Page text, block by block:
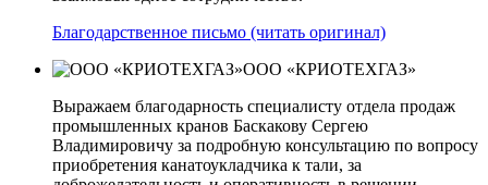
Благодарственное письмо (читать оригинал)
ООО «КРИОТЕХГАЗ»
Выражаем благодарность специалисту отдела продаж
промышленных кранов Баскакову Сергею
Владимировичу за подробную консультацию по вопросу
приобретения канатоукладчика к тали, за